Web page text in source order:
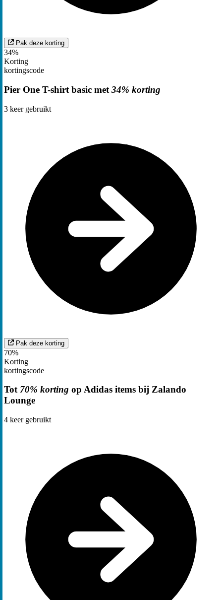
Pak deze korting
34%
Korting
kortingscode
Pier One T-shirt basic met 34% korting
3 keer gebruikt
Pak deze korting
70%
Korting
kortingscode
Tot 70% korting op Adidas items bij Zalando
Lounge
4 keer gebruikt